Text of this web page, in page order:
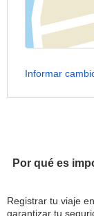
Por qué es
Registrar tu viaje
garantizar tu
Informar